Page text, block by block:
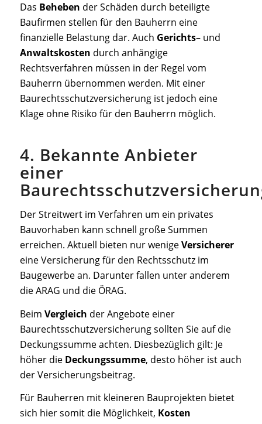
Das Beheben der Schäden durch beteiligte
Baufirmen stellen für den Bauherrn eine
finanzielle Belastung dar. Auch Gerichts– und
Anwaltskosten durch anhängige
Rechtsverfahren müssen in der Regel vom
Bauherrn übernommen werden. Mit einer
Baurechtsschutzversicherung ist jedoch eine
Klage ohne Risiko für den Bauherrn möglich.
4. Bekannte Anbieter
einer
Der Streitwert im Verfahren um ein privates
Bauvorhaben kann schnell große Summen
erreichen. Aktuell bieten nur wenigeVersicherer
eine Versicherung für den Rechtsschutz im
Baugewerbe an. Darunter fallen unter anderem
die ARAG und die ÖRAG.
Beim Vergleich der Angebote einer
Baurechtsschutzversicherung sollten Sie auf die
Deckungssumme achten. Diesbezüglich gilt: Je
höher die Deckungssumme, desto höher ist auch
der Versicherungsbeitrag.
Für Bauherren mit kleineren Bauprojekten bietet
sich hier somit die Möglichkeit, Kosten